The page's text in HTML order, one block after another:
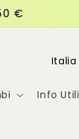
€
Info Utili
P
a
e